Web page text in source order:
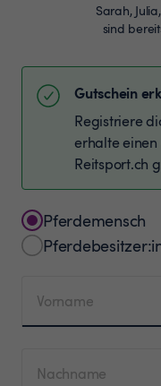
Sarah,
sind
Gutschein
Registriere
erhalte einen
Reitsport.ch
Pferdemensch
Vorname
Nachname